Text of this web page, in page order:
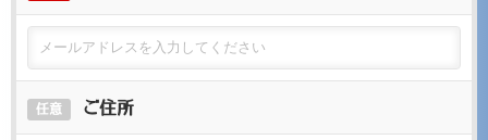
任意 ご住所